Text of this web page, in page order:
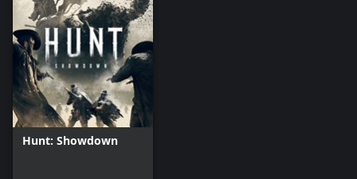
Hunt: Showdown